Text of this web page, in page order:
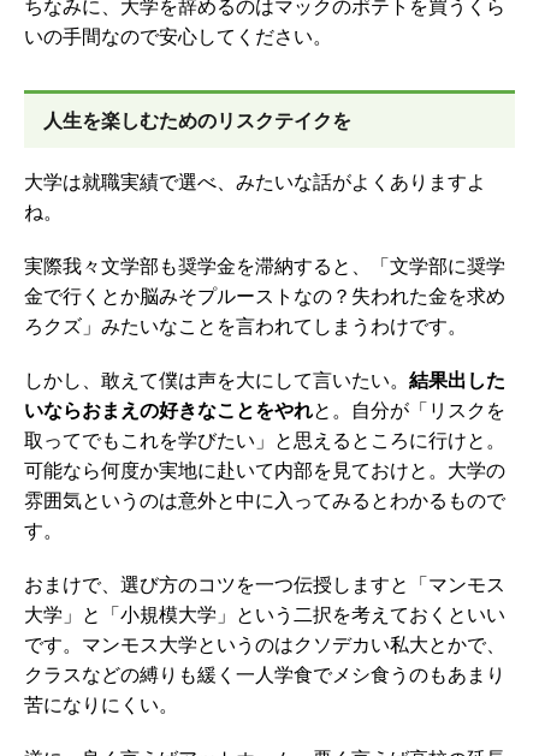
ちなみに、大学を辞めるのはマックのポテトを買うくら
いの手間なので安心してください。
人生を楽しむためのリスクテイクを
大学は就職実績で選べ、みたいな話がよくありますよ
ね。
実際我々文学部も奨学金を滞納すると、「文学部に奨学
金で行くとか脳みそプルーストなの？失われた金を求め
ろクズ」みたいなことを言われてしまうわけです。
しかし、敢えて僕は声を大にして言いたい。 結果出した
いならおまえの好きなことをやれと。自分が「リスクを
取ってでもこれを学びたい」と思えるところに行けと。
可能なら何度か実地に赴いて内部を見ておけと。大学の
雰囲気というのは意外と中に入ってみるとわかるもので
す。
おまけで、選び方のコツを一つ伝授しますと「マンモス
大学」と「小規模大学」という二択を考えておくといい
です。マンモス大学というのはクソデカい私大とかで、
クラスなどの縛りも緩く一人学食でメシ食うのもあまり
苦になりにくい。